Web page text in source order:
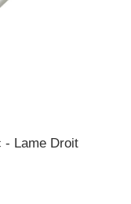
- Lame Droit